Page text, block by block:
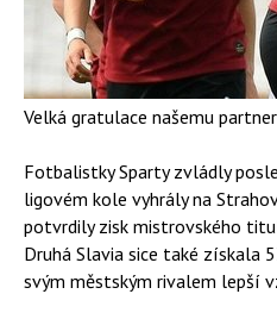
Velká gratulace našemu
Fotbalistky Sparty zvládly
ligovém kole vyhrály na
potvrdily zisk mistrovského
Druhá Slavia sice také získala
svým městským rivalem lepší